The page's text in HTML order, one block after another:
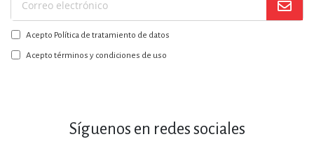
Suscríbase
a
nuestro
boletín:
Acepto Política de tratamiento de datos
Acepto términos y condiciones de uso
Síguenos en redes sociales